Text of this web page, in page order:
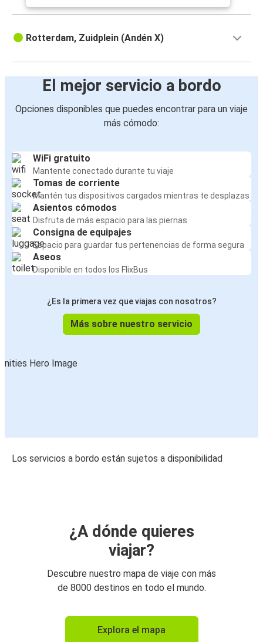
Rotterdam, Zuidplein (Andén X)
El mejor servicio a bordo
Opciones disponibles que puedes encontrar para un viaje
más cómodo:
WiFi gratuito
Mantente conectado durante tu viaje
Tomas de corriente
Mantén tus dispositivos cargados mientras te desplazas
Asientos cómodos
Disfruta de más espacio para las piernas
Consigna de equipajes
Espacio para guardar tus pertenencias de forma segura
Aseos
Disponible en todos los FlixBus
¿Es la primera vez que viajas con nosotros?
Más sobre nuestro servicio
Los servicios a bordo están sujetos a disponibilidad
¿A dónde quieres
viajar?
Descubre nuestro mapa de viaje con más
de 8000 destinos en todo el mundo.
Explora el mapa